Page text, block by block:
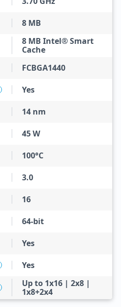
8 MB
8 MB Intel® Smart
Cache
FCBGA1440
Yes
14 nm
45 W
100°C
3.0
16
64-bit
Yes
Yes
Up to 1x16 | 2x8 |
1x8+2x4